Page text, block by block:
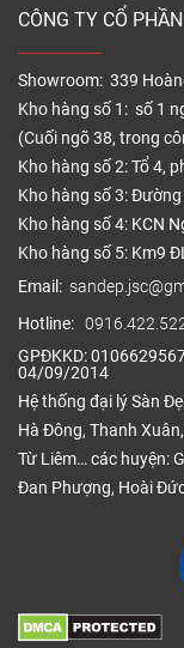
CÔNG TY CỔ
Showroom: 339
Kho hàng số 1: số 1
(Cuối ngõ 38, trong
Kho hàng số 2: Tổ 4,
Kho hàng số 3:
Kho hàng số 4: KCN
Kho hàng số 5: Km9
Email:
Hotline:
GPĐKKD:
04/09/2014
Hệ thống đại lý Sàn
Hà Đông, Thanh
Từ Liêm… các huyện:
Đan Phượng, Hoài